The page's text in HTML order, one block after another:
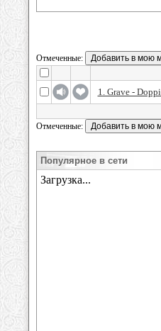
Отмеченные:
1. Grave -
Отмеченные:
Популярное в сети